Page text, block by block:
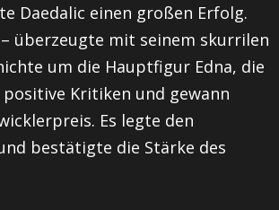
Daedalic einen großen Erfolg.
überzeugte mit seinem skurrilen
um die Hauptfigur Edna, die
Kritiken und gewann
Es legte den
bestätigte die Stärke des